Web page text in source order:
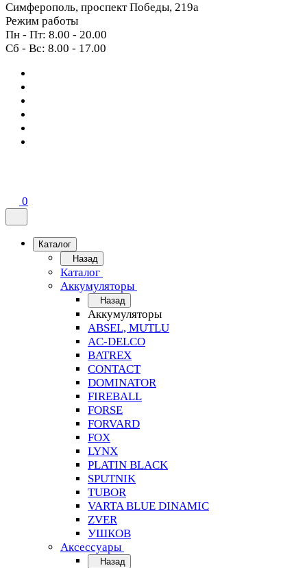
Симферополь, проспект Победы, 219а
Режим работы
Пн - Пт: 8.00 - 20.00
Сб - Вс: 8.00 - 17.00
0
Каталог
Назад
Каталог
Аккумуляторы
Назад
Аккумуляторы
ABSEL, MUTLU
AC-DELCO
BATREX
CONTACT
DOMINATOR
FIREBALL
FORSE
FORVARD
FOX
LYNX
PLATIN BLACK
SPUTNIK
TUBOR
VARTA BLUE DINAMIC
ZVER
УШКОВ
Аксессуары
Назад